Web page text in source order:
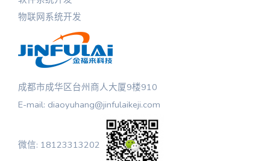
物联网系统开发
成都市成华区台州商人大厦9楼910
E-mail: diaoyuhang@jinfulaikeji.com
微信: 18123313202